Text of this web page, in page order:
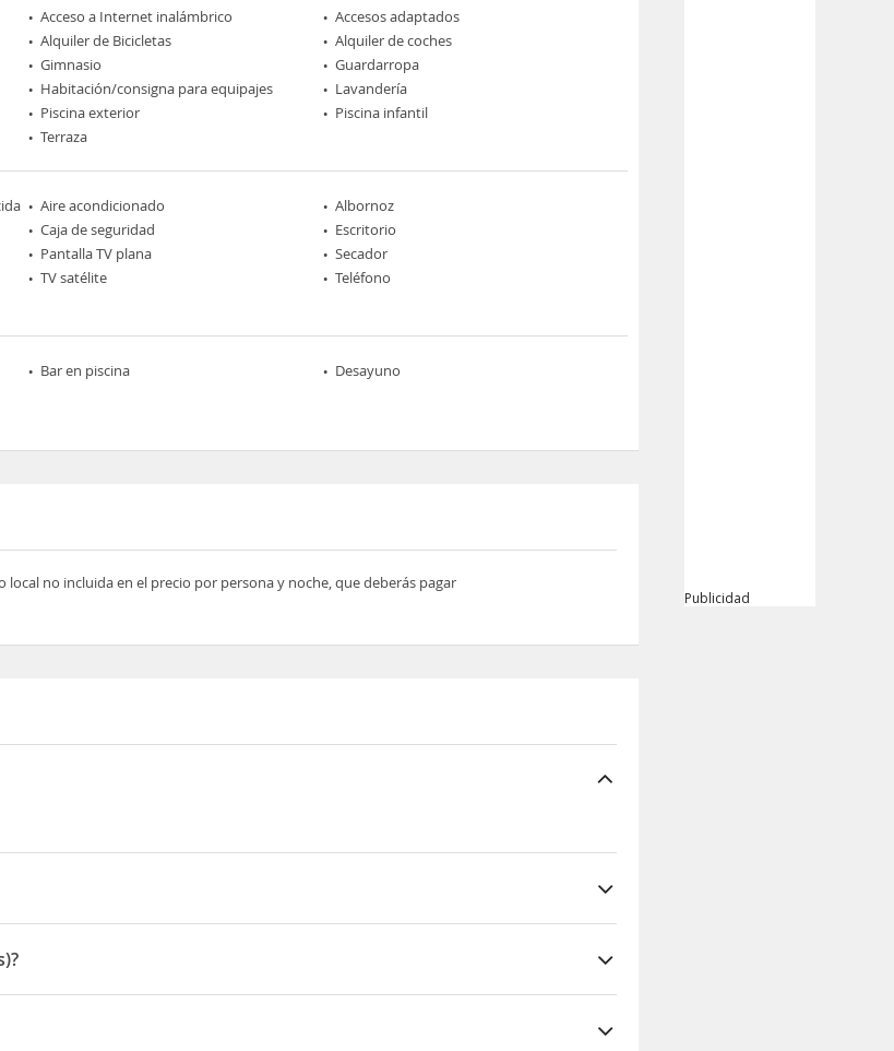
Acceso a Internet inalámbrico
Accesos adaptados
Alquiler de Bicicletas
Alquiler de coches
Gimnasio
Guardarropa
Habitación/consigna para equipajes
Lavandería
Piscina exterior
Piscina infantil
Terraza
Aire acondicionado
Albornoz
Caja de seguridad
Escritorio
Pantalla TV plana
Secador
TV satélite
Teléfono
Bar en piscina
Desayuno
local no incluida en el precio por persona y noche, que deberás pagar
Publicidad